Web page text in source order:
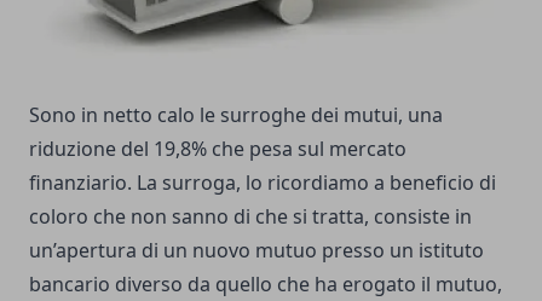
Sono in netto calo le surroghe dei mutui, una
riduzione del 19,8% che pesa sul mercato
finanziario. La surroga, lo ricordiamo a beneficio di
coloro che non sanno di che si tratta, consiste in
un’apertura di un nuovo mutuo presso un istituto
bancario diverso da quello che ha erogato il mutuo,